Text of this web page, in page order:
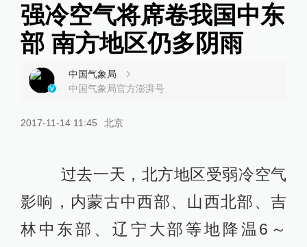
强冷空气将席卷我国中东
部 南方地区仍多阴雨
中国气象局
中国气象局官方澎湃号
2017-11-14 11:45 北京
过去一天，北方地区受弱冷空气
影响，内蒙古中西部、山西北部、吉
林中东部、辽宁大部等地降温6～